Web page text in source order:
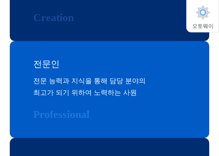
오토웨이
Creation
전문인
전문 능력과 지식을 통해 담당 분야의
최고가 되기 위하여 노력하는 사원
Professional